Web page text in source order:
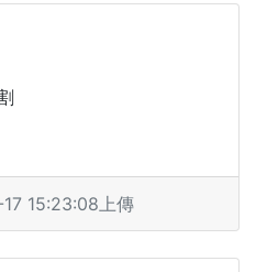
15:23:08上傳